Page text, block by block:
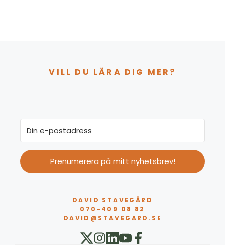
VILL DU LÄRA DIG MER?
Prenumerera på mitt nyhetsbrev!
DAVID STAVEGÅRD
070-409 08 82
DAVID@STAVEGARD.SE